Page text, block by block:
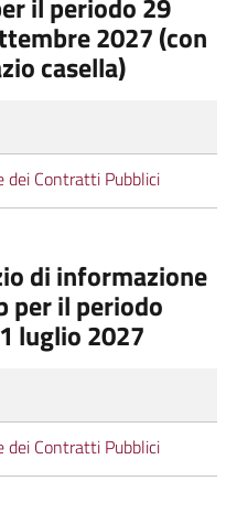
il periodo 29
2027 (con
casella)
dei Contratti Pubblici
di informazione
per il periodo
luglio 2027
dei Contratti Pubblici